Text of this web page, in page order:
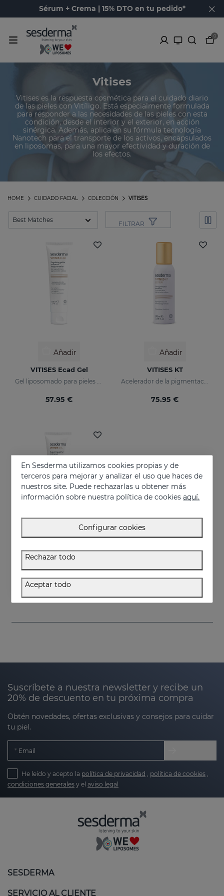
Sérum + Crema | 15% DTO en tu pedido*
0
Vitises
Vitises es la respuesta cosmética para el cuidado diario
de las pieles con Vitíligo. Está especialmente formulada
para responder a las necesidades de las pieles con esta
condición, desde el interior y el exterior, en acción
sinérgica. Además, aplica en su fórmula tecnología
Nanotech para el transporte de los activos, encapsulados
en liposomas, para una mayor efectividad y duración de
los efectos.
VITISES
COLECCIÓN
CUIDADO FACIAL
HOME
FILTRAR
Añadir
VITISES Ecad Gel
Gel liposomado para pieles hipopigmentadas
57.95 €
Añadir
VITISES KT
Acelerador de la pigmentación cutánea
75.95 €
VITISES Nano Gel
Regula y acelera la pigmentación cutánea
57.95 €
Suscríbete a nuestra newsletter y recibe un
20% de descuento en tu próxima compra
Obtén novedades, ofertas exclusivas y consejos para cuidar
tu piel.
Email
He leído y acepto la política de privacidad política de cookies
condiciones generales y el aviso legal
SESDERMA
SERVICIO AL CLIENTE
En Sesderma utilizamos cookies propias y de
terceros para mejorar y analizar el uso que haces de
nuestros site. Puede rechazarlas u obtener más
información sobre nuestra política de cookiesaquí.
Configurar cookies
Rechazar todo
Aceptar todo